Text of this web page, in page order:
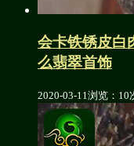
会卡铁锈皮白
么翡翠首饰
2020-03-11 浏览：10